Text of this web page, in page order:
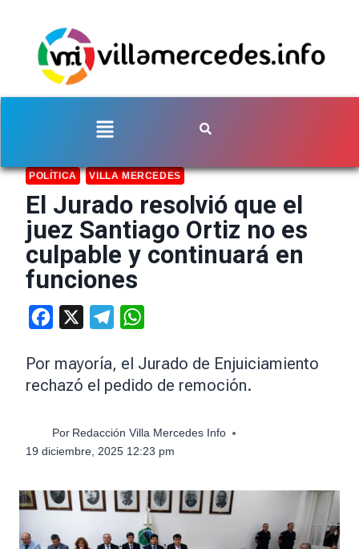
POLÍTICA VILLA MERCEDES
El Jurado resolvió que el
juez Santiago Ortiz no es
culpable y continuará en
funciones
Facebook Telegram
Por mayoría, el Jurado de Enjuiciamiento
rechazó el pedido de remoción.
Por Redacción Villa Mercedes Info
19 diciembre, 2025 12:23 pm